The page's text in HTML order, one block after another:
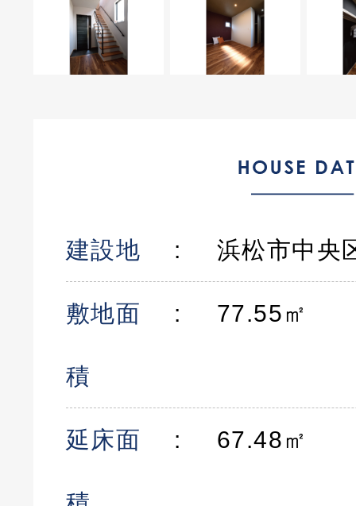
建設地 浜松市中央
敷地面
積
77.55㎡
延床面 67.48㎡